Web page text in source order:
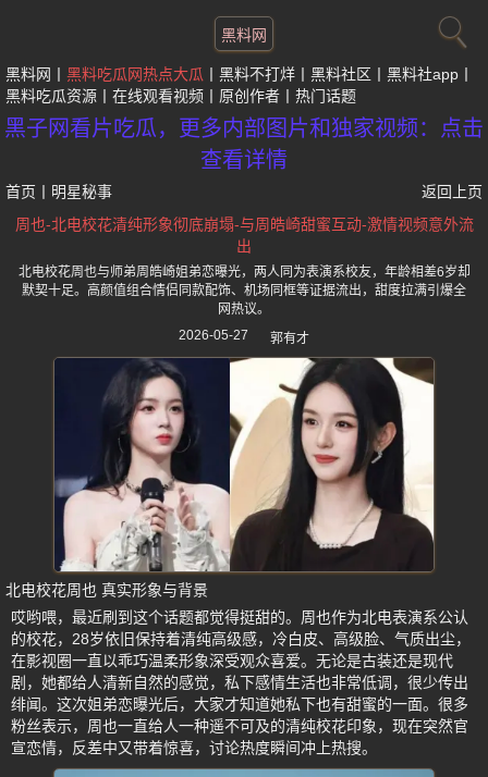
黑料网
黑料网 黑料吃瓜网热点大瓜 黑料不打烊 黑料社区
黑料社app
黑料吃瓜资源
在线观看视频 原创作者 热门话题
黑子网看片吃瓜，更多内部图片和独家视频：点击
查看详情
首页 明星秘事
返回上页
周也-北电校花清纯形象彻底崩塌-与周皓崎甜蜜互动-激情视频意外流
出
北电校花周也与师弟周皓崎姐弟恋曝光，两人同为表演系校友，年龄相差6岁却
默契十足。高颜值组合情侣同款配饰、机场同框等证据流出，甜度拉满引爆全
网热议。
2026-05-27
郭有才
北电校花周也 真实形象与背景
哎哟喂，最近刷到这个话题都觉得挺甜的。周也作为北电表演系公认
的校花，28岁依旧保持着清纯高级感，冷白皮、高级脸、气质出尘，
在影视圈一直以乖巧温柔形象深受观众喜爱。无论是古装还是现代
剧，她都给人清新自然的感觉，私下感情生活也非常低调，很少传出
绯闻。这次姐弟恋曝光后，大家才知道她私下也有甜蜜的一面。很多
粉丝表示，周也一直给人一种遥不可及的清纯校花印象，现在突然官
宣恋情，反差中又带着惊喜，讨论热度瞬间冲上热搜。